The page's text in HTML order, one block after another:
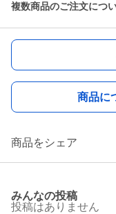
複数商品のご注文につ
商品に
商品をシェア
みんなの投稿
投稿はありません